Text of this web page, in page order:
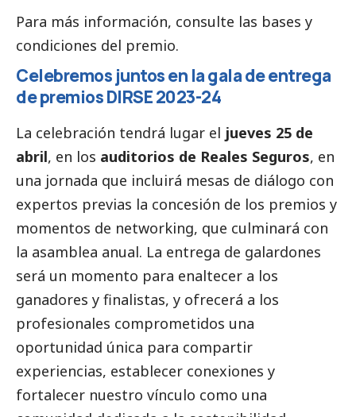
Para más información, consulte las bases y
condiciones del premio.
Celebremos juntos en la gala de entrega
de premios DIRSE 2023-24
La celebración tendrá lugar el jueves 25 de
abril, en los auditorios de Reales Seguros, en
una jornada que incluirá mesas de diálogo con
expertos previas la concesión de los premios y
momentos de networking, que culminará con
la asamblea anual. La entrega de galardones
será un momento para enaltecer a los
ganadores y finalistas, y ofrecerá a los
profesionales comprometidos una
oportunidad única para compartir
experiencias, establecer conexiones y
fortalecer nuestro vínculo como una